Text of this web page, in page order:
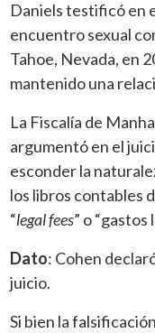
Daniels testificó en
encuentro sexual
Tahoe, Nevada, en
mantenido una
La Fiscalía de
argumentó en el
esconder la
los libros contables
“legal fees” o
Dato: Cohen
juicio.
Si bien la